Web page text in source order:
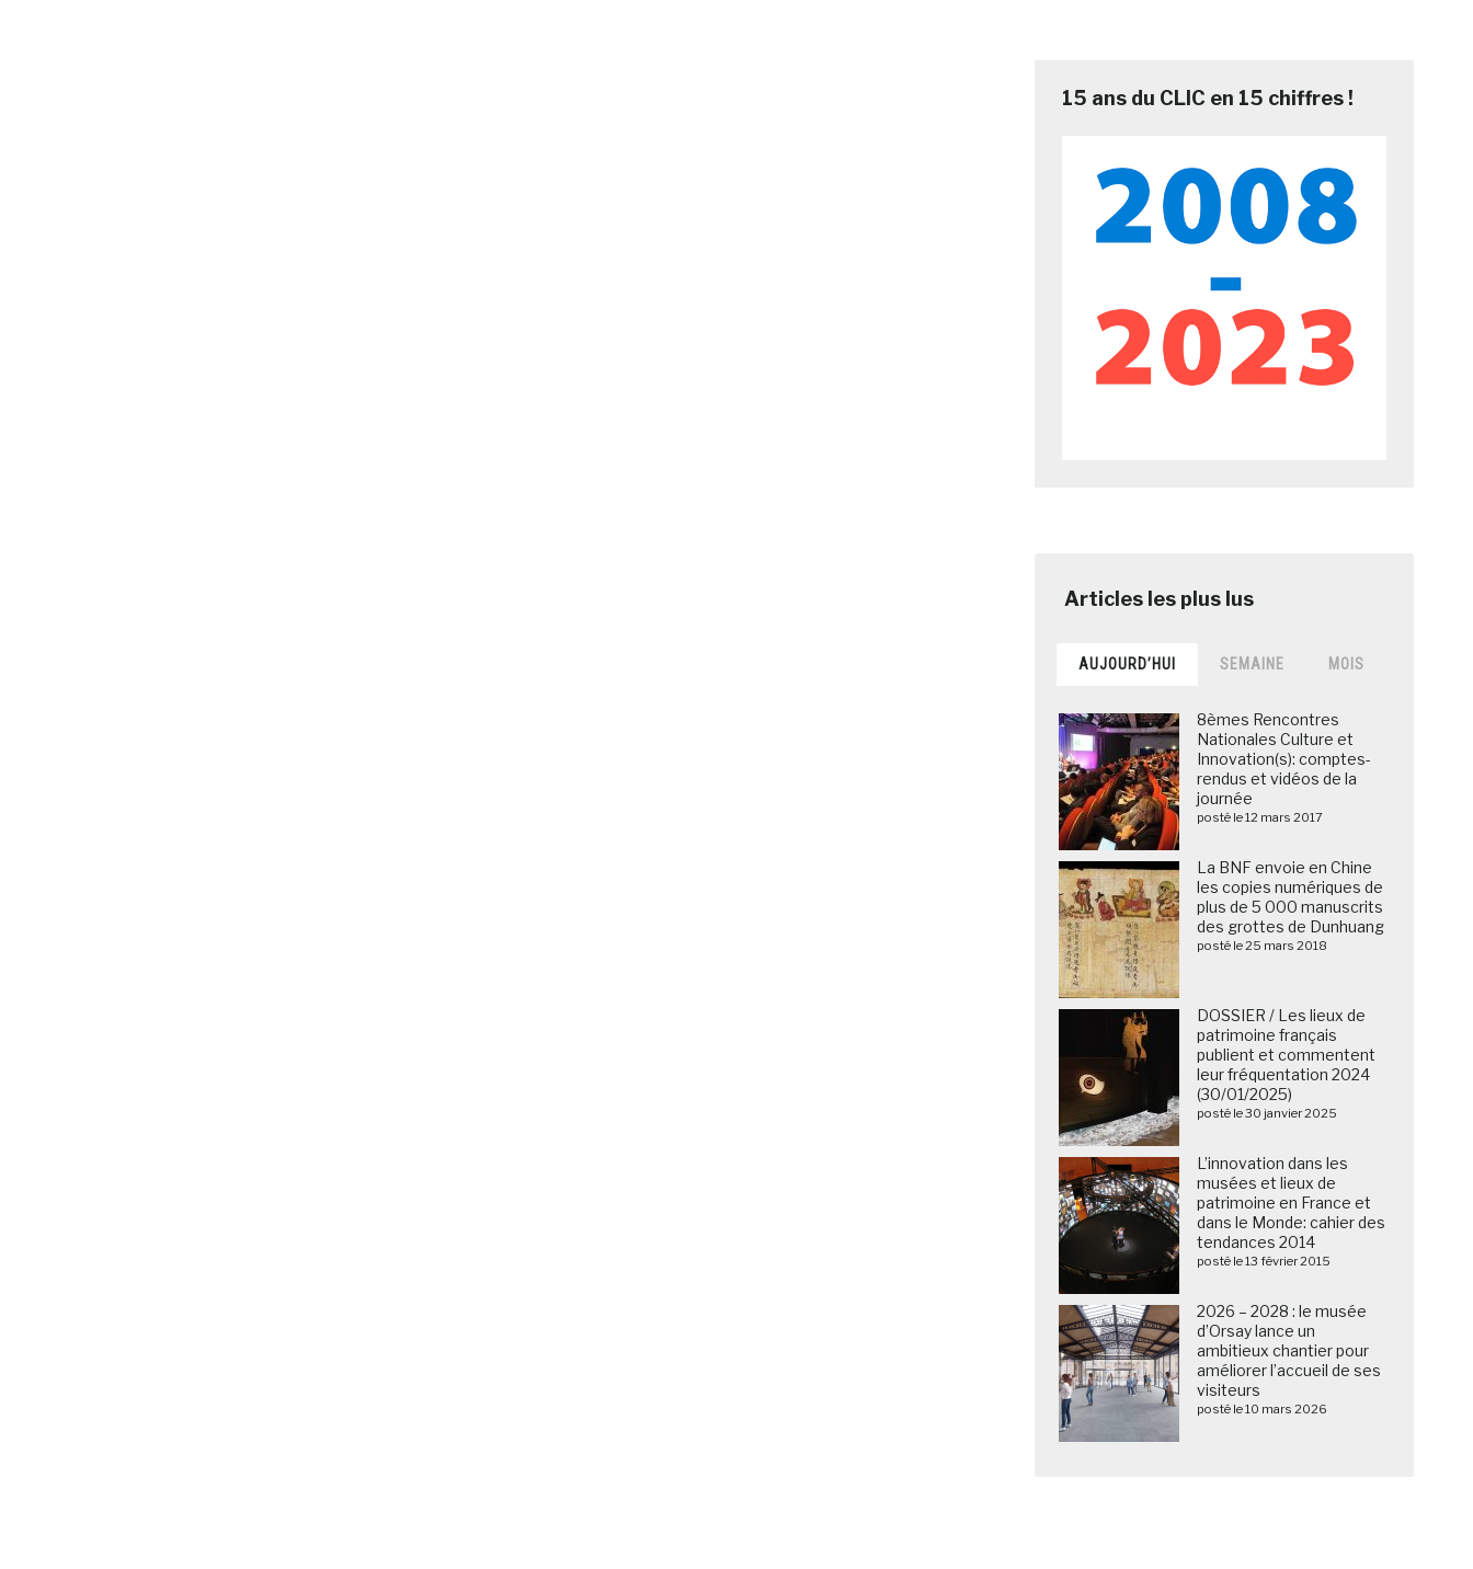
15 ans du CLIC en 15 chiffres !
AUJOURD’HUI SEMAINE MOIS
8èmes Rencontres
Nationales Culture et
Innovation(s): comptes-
rendus et vidéos de la
journée
posté le 12 mars 2017
La BNF envoie en Chine
les copies numériques de
plus de 5 000 manuscrits
des grottes de Dunhuang
posté le 25 mars 2018
DOSSIER / Les lieux de
patrimoine français
publient et commentent
leur fréquentation 2024
(30/01/2025)
posté le 30 janvier 2025
L’innovation dans les
musées et lieux de
patrimoine en France et
dans le Monde: cahier des
tendances 2014
posté le 13 février 2015
2026 – 2028 : le musée
d’Orsay lance un
ambitieux chantier pour
améliorer l’accueil de ses
visiteurs
posté le 10 mars 2026